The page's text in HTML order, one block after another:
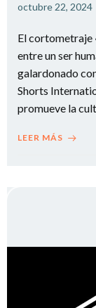
octubre 22, 2024
El cortometraje
entre un ser
galardonado
Shorts
promueve la
LEER MÁS